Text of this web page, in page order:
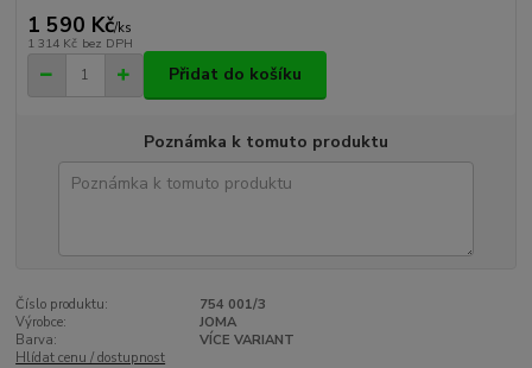
1 590 Kč/ks
1 314 Kč bez DPH
Přidat do košíku
Poznámka k tomuto produktu
Číslo produktu:
754 001/3
Výrobce:
JOMA
Barva:
VÍCE VARIANT
Hlídat cenu / dostupnost